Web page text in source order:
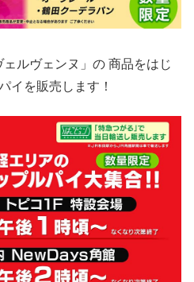
ルヴェンヌ」の 商品をはじ
イを販売します！